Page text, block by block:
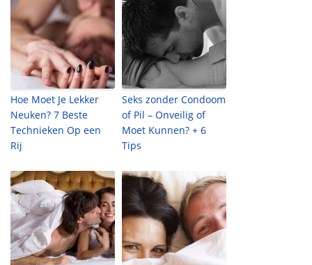
Hoe Moet Je Lekker
Neuken? 7 Beste
Technieken Op een
Rij
Seks zonder Condoom
of Pil – Onveilig of
Moet Kunnen? + 6
Tips